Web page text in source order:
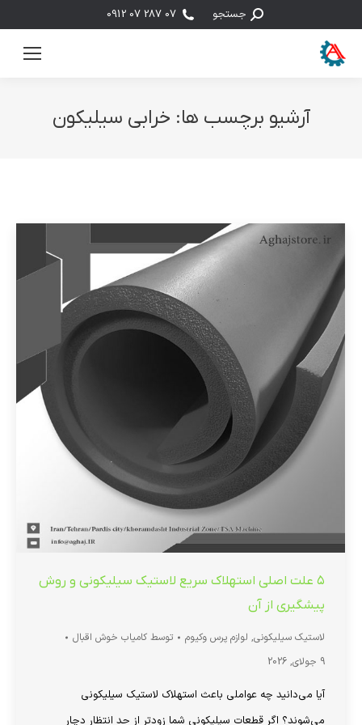
جستجو:جستجو 07 287 07 0912
آرشیو برچسب ها: خرابی سیلیکون
۵ علت اصلی استهلاک سریع لاستیک سیلیکونی و روش
پیشگیری از آن
لاستیک سیلیکونی, لوازم پرس وکیوم توسط کامیاب خوش اقبال
9 جولای, 2026
آیا می‌دانید چه عواملی باعث استهلاک لاستیک سیلیکونی
می‌شوند؟ اگر قطعات سیلیکونی شما زودتر از حد انتظار دچار